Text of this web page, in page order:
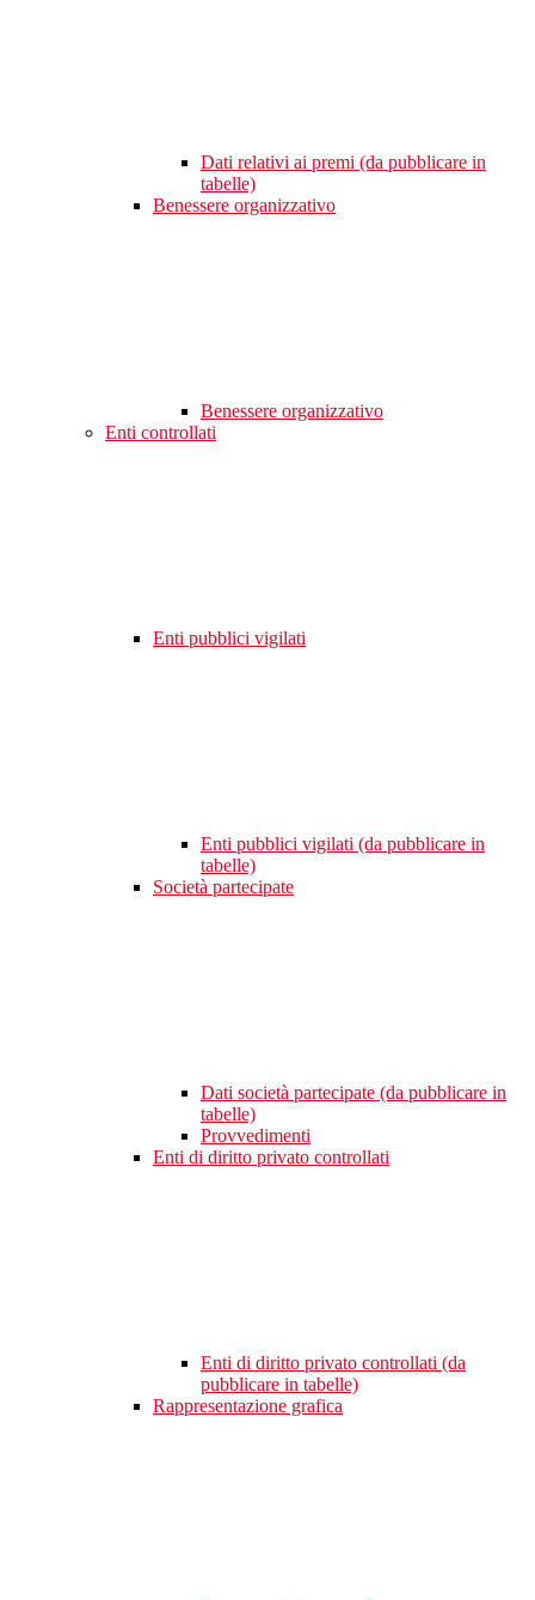
Dati relativi ai premi (da pubblicare in
tabelle)
Benessere organizzativo
Benessere organizzativo
Enti controllati
Enti pubblici vigilati
Enti pubblici vigilati (da pubblicare in
tabelle)
Società partecipate
Dati società partecipate (da pubblicare in
tabelle)
Provvedimenti
Enti di diritto privato controllati
Enti di diritto privato controllati (da
pubblicare in tabelle)
Rappresentazione grafica